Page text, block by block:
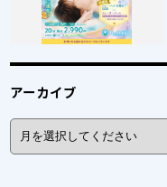
アーカイブ